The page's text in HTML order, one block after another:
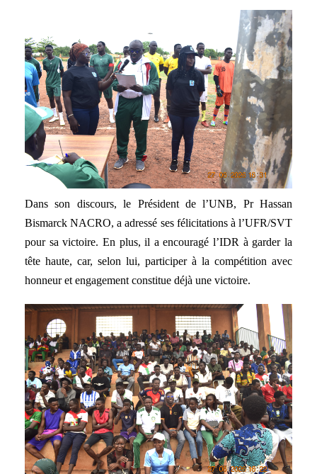
Dans son discours, le Président de l’UNB, Pr Hassan
Bismarck NACRO, a adressé ses félicitations à l’UFR/SVT
pour sa victoire. En plus, il a encouragé l’IDR à garder la
tête haute, car, selon lui, participer à la compétition avec
honneur et engagement constitue déjà une victoire.